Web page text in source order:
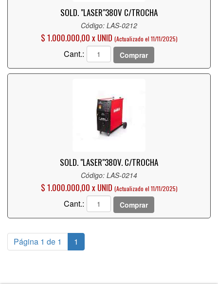
SOLD. "LASER"380V C/TROCHA
Código: LAS-0212
$ 1.000.000,00 x UNID (Actualizado el 11/11/2025)
Cant.: Comprar
SOLD. "LASER"380V. C/TROCHA
Código: LAS-0214
$ 1.000.000,00 x UNID (Actualizado el 11/11/2025)
Cant.: Comprar
Página 1 de 1 1